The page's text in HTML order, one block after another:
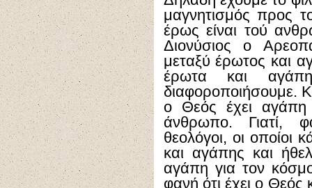
μαγνητισμός προς
έρως είναι τού
Διονύσιος ο
μεταξύ έρωτος και
έρωτα και
διαφοροποιήσουμε.
ο Θεός έχει αγάπη
άνθρωπο. Γιατί,
θεολόγοι, οι οποίοι
και αγάπης και
αγάπη για τον
φανή ότι έχει ο Θεός